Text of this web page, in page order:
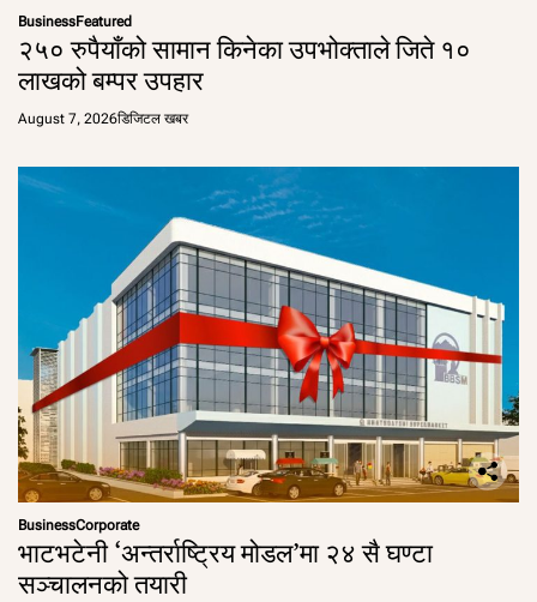
BusinessFeatured
२५० रुपैयाँको सामान किनेका उपभोक्ताले जिते १०
लाखको बम्पर उपहार
August 7, 2026डिजिटल खबर
BusinessCorporate
भाटभटेनी ‘अन्तर्राष्ट्रिय मोडल’मा २४ सै घण्टा
सञ्चालनको तयारी